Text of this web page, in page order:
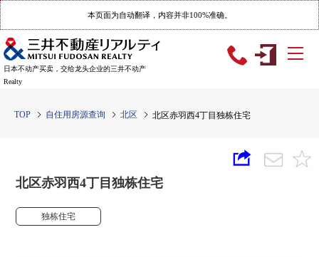
本页面为自动翻译，内容并非100%准确。
日本不动产买卖，交给龙头企业的三井不动产
Realty
TOP 自住用房源查询 北区 北区赤羽西4丁目独栋住宅
北区赤羽西4丁目独栋住宅
独栋住宅